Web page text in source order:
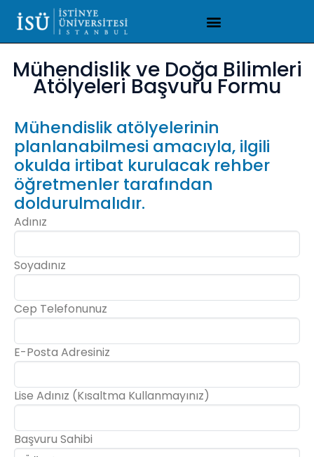
Mühendislik ve Doğa Bilimleri
Atölyeleri Başvuru Formu
Mühendislik atölyelerinin
planlanabilmesi amacıyla, ilgili
okulda irtibat kurulacak rehber
öğretmenler tarafından
doldurulmalıdır.
Adınız
Soyadınız
Cep Telefonunuz
E-Posta Adresiniz
Lise Adınız (Kısaltma Kullanmayınız)
Başvuru Sahibi